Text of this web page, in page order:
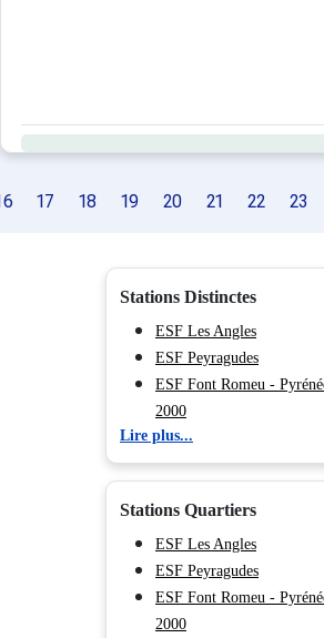
17 18 19 20 21 22 23
Stations Distinctes
ESF Les Angles
ESF Peyragudes
ESF Font Romeu -
2000
ESF Ax les Thermes
ESF La Mongie
Lire plus...
Stations Quartiers
ESF Les Angles
ESF Peyragudes
ESF Font Romeu -
2000